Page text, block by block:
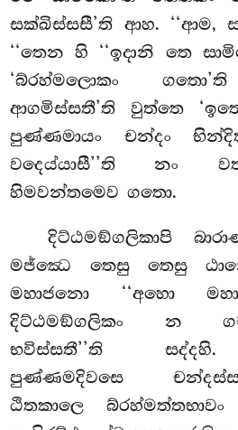
සක්ඛිස්සසී’ති ආහ. ‘‘ආම,
‘‘තෙන හි ‘‘ඉදානි තෙ
‘බ්රහ්මලොකං
ආගමිස්සතී’ති වුත්තෙ
පුණ්ණමායං චන්දං
වදෙය්යාසී’’ති නං
හිමවන්තමෙව ගතො.
දිට්ඨමඞ්ගලිකාපි
මජ්ඣෙ තෙසු තෙසු
මහාජනො ‘‘අහො
දිට්ඨමඞ්ගලිකං න
භවිස්සතී’’ති
පුණ්ණමදිවසෙ
ඨිතකාලෙ